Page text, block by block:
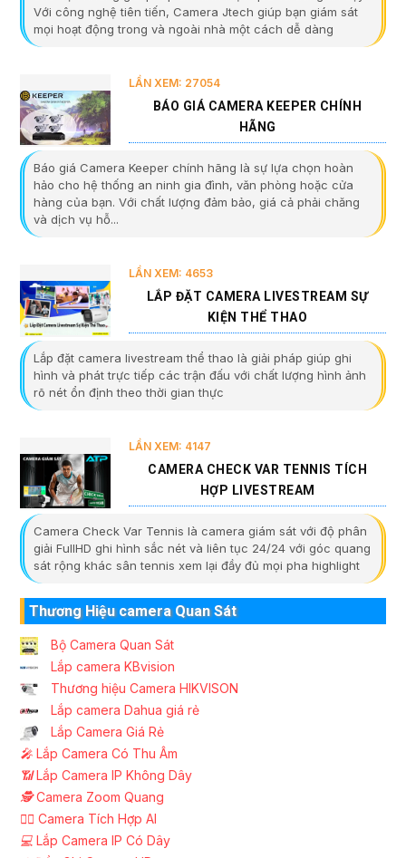
Với công nghệ tiên tiến, Camera Jtech giúp bạn giám sát
mọi hoạt động trong và ngoài nhà một cách dễ dàng
LẦN XEM: 27054
BÁO GIÁ CAMERA KEEPER CHÍNH
HÃNG
Báo giá Camera Keeper chính hãng là sự lựa chọn hoàn
hảo cho hệ thống an ninh gia đình, văn phòng hoặc cửa
hàng của bạn. Với chất lượng đảm bảo, giá cả phải chăng
và dịch vụ hỗ...
LẦN XEM: 4653
LẮP ĐẶT CAMERA LIVESTREAM SỰ
KIỆN THỂ THAO
Lắp đặt camera livestream thể thao là giải pháp giúp ghi
hình và phát trực tiếp các trận đấu với chất lượng hình ảnh
rõ nét ổn định theo thời gian thực
LẦN XEM: 4147
CAMERA CHECK VAR TENNIS TÍCH
HỢP LIVESTREAM
Camera Check Var Tennis là camera giám sát với độ phân
giải FullHD ghi hình sắc nét và liên tục 24/24 với góc quang
sát rộng khác sân tennis xem lại đầy đủ mọi pha highlight
Thương Hiệu camera Quan Sát
Bộ Camera Quan Sát
Lắp camera KBvision
Thương hiệu Camera HIKVISON
Lắp camera Dahua giá rẻ
Lắp Camera Giá Rẻ
️🎤️ Lắp Camera Có Thu Âm
📶Lắp Camera IP Không Dây
🕵️Camera Zoom Quang
🧛‍♀️ Camera Tích Hợp AI
💻 Lắp Camera IP Có Dây